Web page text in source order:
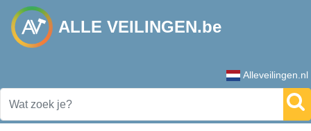
ALLE VEILINGEN.be
Alleveilingen.nl